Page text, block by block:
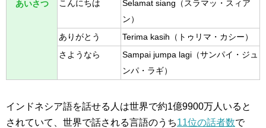
あいさつ こんにちは
Selamat siang（スラマッ・スィア
ン）
ありがとう
Terima kasih（トゥリマ・カシー）
さようなら
Sampai jumpa lagi（サンパイ・ジュ
ンパ・ラギ）
インドネシア語を話せる人は世界で約1億9900万人いると
されていて、世界で話される言語のうち11位の話者数で